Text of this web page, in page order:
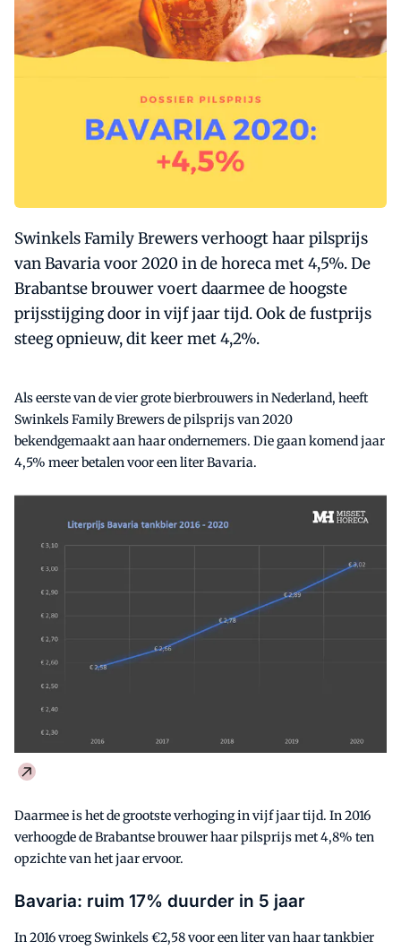
Swinkels Family Brewers verhoogt haar pilsprijs
van Bavaria voor 2020 in de horeca met 4,5%. De
Brabantse brouwer voert daarmee de hoogste
prijsstijging door in vijf jaar tijd. Ook de fustprijs
steeg opnieuw, dit keer met 4,2%.
Als eerste van de vier grote bierbrouwers in Nederland, heeft
Swinkels Family Brewers de pilsprijs van 2020
bekendgemaakt aan haar ondernemers. Die gaan komend jaar
4,5% meer betalen voor een liter Bavaria.
Daarmee is het de grootste verhoging in vijf jaar tijd. In 2016
verhoogde de Brabantse brouwer haar pilsprijs met 4,8% ten
opzichte van het jaar ervoor.
Bavaria: ruim 17% duurder in 5 jaar
In 2016 vroeg Swinkels €2,58 voor een liter van haar tankbier